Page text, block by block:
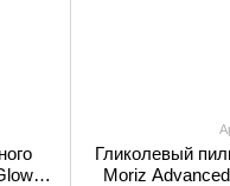
Гликолевый
Moriz